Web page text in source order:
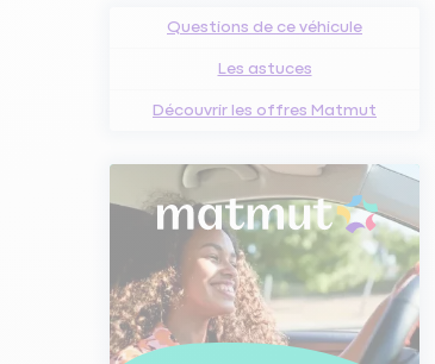
Questions de ce véhicule
Les astuces
Découvrir les offres Matmut